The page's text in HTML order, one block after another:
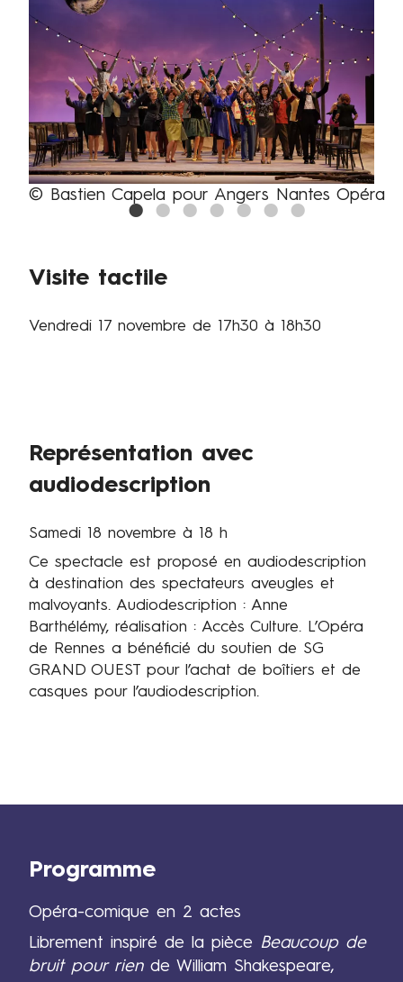
Legende
© Bastien Capela pour Angers Nantes Opéra
Visite tactile
Vendredi 17 novembre de 17h30 à 18h30
Représentation avec
audiodescription
Samedi 18 novembre à 18 h
Ce spectacle est proposé en audiodescription
à destination des spectateurs aveugles et
malvoyants. Audiodescription : Anne
Barthélémy, réalisation : Accès Culture. L’Opéra
de Rennes a bénéficié du soutien de SG
GRAND OUEST pour l’achat de boîtiers et de
casques pour l’audiodescription.
Programme
Opéra-comique en 2 actes
Librement inspiré de la pièce Beaucoup de
bruit pour riende William Shakespeare,